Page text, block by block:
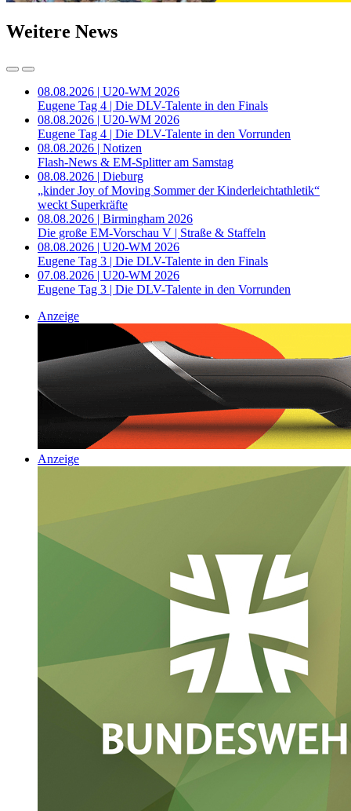
Weitere News
08.08.2026 | U20-WM 2026
Eugene Tag 4 | Die DLV-Talente in den Finals
08.08.2026 | U20-WM 2026
Eugene Tag 4 | Die DLV-Talente in den Vorrunden
08.08.2026 | Notizen
Flash-News & EM-Splitter am Samstag
08.08.2026 | Dieburg
„kinder Joy of Moving Sommer der Kinderleichtathletik“
weckt Superkräfte
08.08.2026 | Birmingham 2026
Die große EM-Vorschau V | Straße & Staffeln
08.08.2026 | U20-WM 2026
Eugene Tag 3 | Die DLV-Talente in den Finals
07.08.2026 | U20-WM 2026
Eugene Tag 3 | Die DLV-Talente in den Vorrunden
Anzeige
Anzeige